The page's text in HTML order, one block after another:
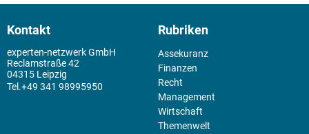
Kontakt
experten-netzwerk GmbH
Reclamstraße 42
04315 Leipzig
+49 341 98995950
Rubriken
Assekuranz
Finanzen
Recht
Management
Wirtschaft
Themenwelt